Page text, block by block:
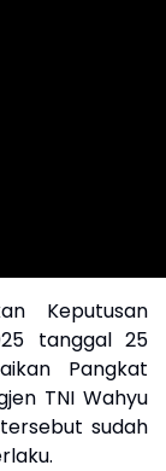
Keputusan
tanggal 25
Pangkat
TNI Wahyu
sudah